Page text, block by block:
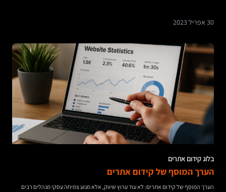
30 אפריל 2023
בלוג קידום אתרים
הערך המוסף של קידום אתרים
הערך המוסף של קידום אתרים: לא עוד ערוץ שיווק, אלא מנוע צמיחה עסקי מנהלים רבים